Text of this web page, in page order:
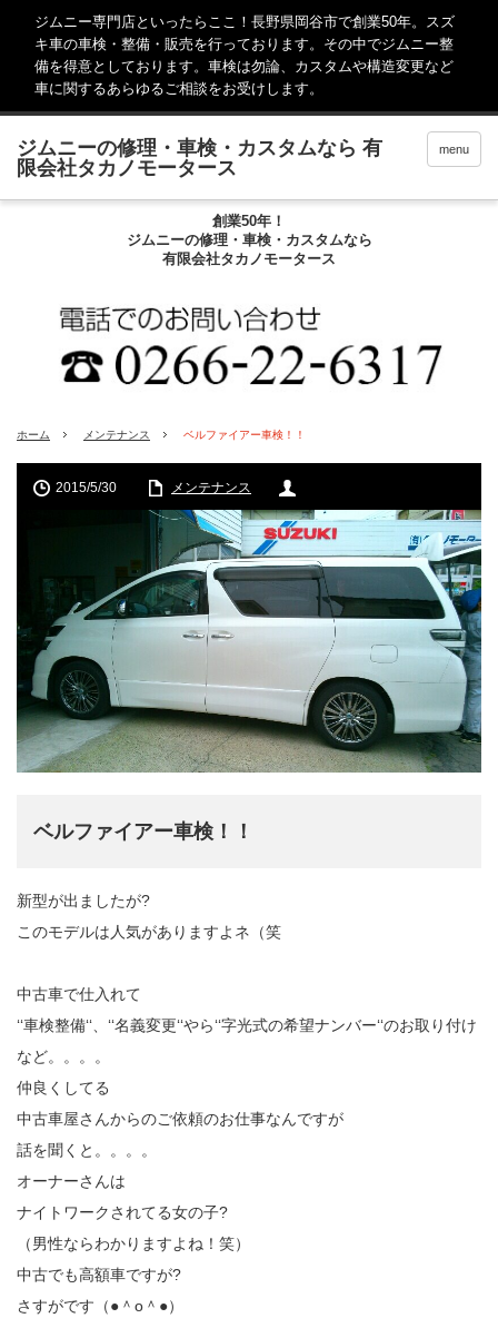
ジムニー専門店といったらここ！長野県岡谷市で創業50年。スズ
キ車の車検・整備・販売を行っております。その中でジムニー整
備を得意としております。車検は勿論、カスタムや構造変更など
車に関するあらゆるご相談をお受けします。
menu
創業50年！
ジムニーの修理・車検・カスタムなら
有限会社タカノモータース
ホーム メンテナンス ベルファイアー車検！！
2015/5/30 メンテナンス
ベルファイアー車検！！
新型が出ましたが?
このモデルは人気がありますよネ（笑
中古車で仕入れて
‘‘車検整備‘‘、‘‘名義変更‘‘やら‘‘字光式の希望ナンバー‘‘のお取り付け
など。。。。
仲良くしてる
中古車屋さんからのご依頼のお仕事なんですが
話を聞くと。。。。
オーナーさんは
ナイトワークされてる女の子?
（男性ならわかりますよね！笑）
中古でも高額車ですが?
さすがです（●＾o＾●）